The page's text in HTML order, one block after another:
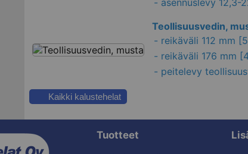
Teollisuusvedin,
- reikäväli 112 mm
- reikäväli 176 mm
- peitelevy
Kaikki kalustehelat
Tuotteet